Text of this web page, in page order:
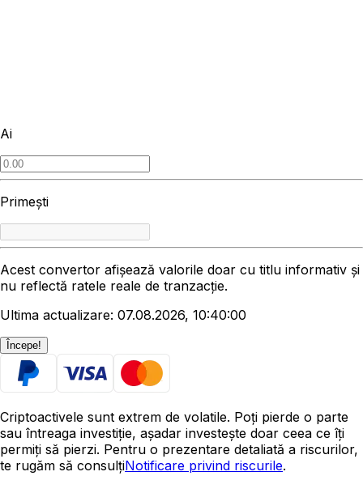
Ai
Primești
Acest convertor afișează valorile doar cu titlu informativ și
nu reflectă ratele reale de tranzacție.
Ultima actualizare: 07.08.2026, 10:40:00
Începe!
Criptoactivele sunt extrem de volatile. Poți pierde o parte
sau întreaga investiție, așadar investește doar ceea ce îți
permiți să pierzi. Pentru o prezentare detaliată a riscurilor,
te rugăm să consulțiNotificare privind riscurile.